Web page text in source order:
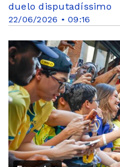
22/06/2026 • 09:16
duelo disputadíssimo